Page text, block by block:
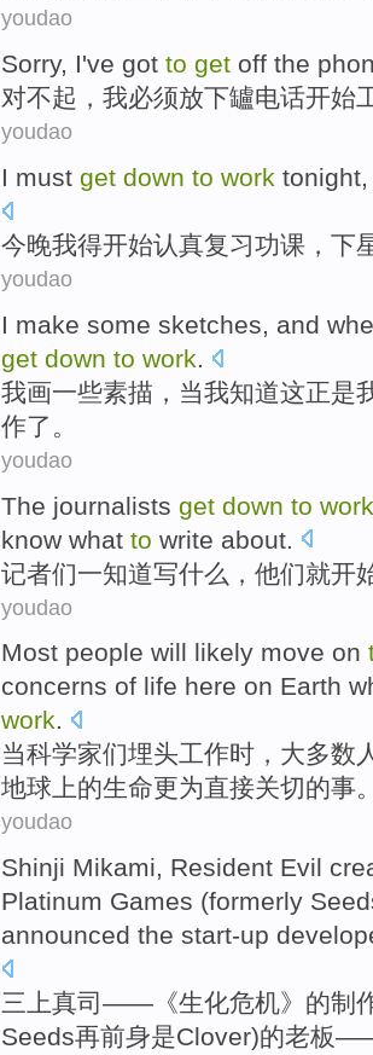
youdao
Sorry, I've got to get off the
对不起 ， 我必须放下罏电话开始
youdao
I must get down to work tonight
今晚我得开始认真复习功课 ， 下
youdao
I make some sketches, and
get down to work.
我画一些素描 ， 当我知道这正是
作了。
youdao
The journalists get down to work
know what to write about.
记者们一知道写什么 ， 他们就开
youdao
Most people will likely move on
concerns of life here on Earth
work.
当科学家们埋头工作时， 大多数
地球 上的生命更为直接关切的事
youdao
Shinji Mikami, Resident Evil
Platinum Games (formerly
announced the start-up
三上真司——《生化危机》的制
Seeds再前身是Clover)的老板